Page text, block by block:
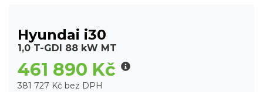
Hyundai i30
1,0 T-GDI 88 kW MT
461 890 Kč
381 727 Kč bez DPH